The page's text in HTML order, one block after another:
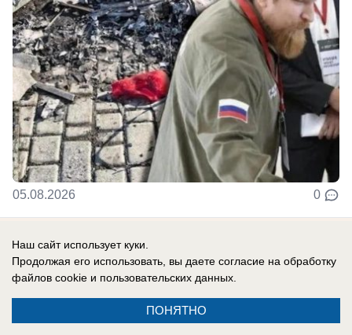
05.08.2026 0
В России
"Очень и очень давно назрело": Путин
сделал ряд важных изменений в
руководстве СВО и тылом. Первая
Наш сайт использует куки.
Продолжая его использовать, вы даете согласие на обработку
файлов cookie и пользовательских данных.
ПОНЯТНО